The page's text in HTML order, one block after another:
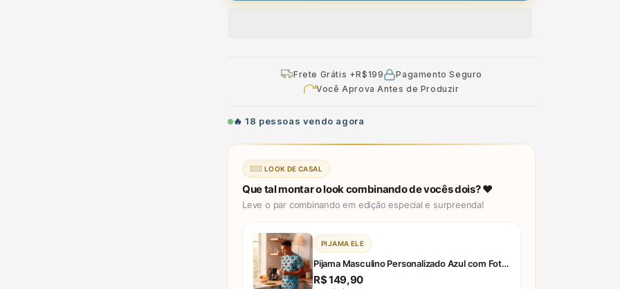
Frete Grátis +R$199
Pagamento Seguro
Você Aprova Antes de Produzir
🔥18 pessoas vendo agora
👩‍❤️‍👨 LOOK DE CASAL
Que tal montar o look combinando de vocês dois? ❤️
Leve o par combinando em edição especial e surpreenda!
PIJAMA ELE
Pijama Masculino Personalizado Azul com Fotos Presente Aniversário Namoro Preview 3D Tempo Real
R$ 149,90